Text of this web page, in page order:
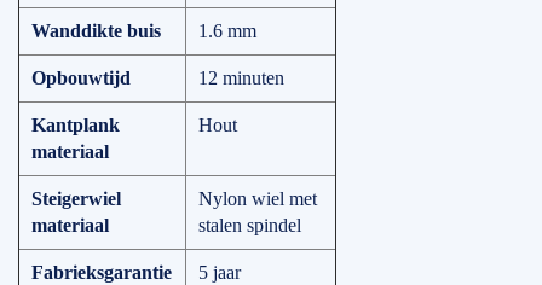
Wanddikte buis 1.6 mm
Opbouwtijd 12 minuten
Kantplank
materiaal
Hout
Steigerwiel
materiaal
Nylon wiel met
stalen spindel
Fabrieksgarantie 5 jaar